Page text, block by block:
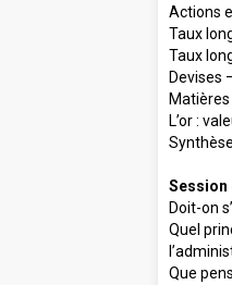
Actions
Taux
Taux
Devises
L’or :
Session
Doit-on
Quel
Que